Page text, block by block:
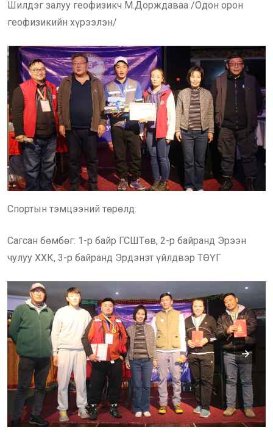
Шилдэг залуу геофизикч М.Дорждаваа /Одон орон
геофизикийн хүрээлэн/
Спортын тэмцээний төрөлд:
Сагсан бөмбөг: 1-р байр ГСШТөв, 2-р байранд Эрээн
чулуу ХХК, 3-р байранд Эрдэнэт үйлдвэр ТӨҮГ